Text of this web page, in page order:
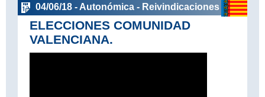
04/06/18 - Autonómica - Reivindicaciones
ELECCIONES COMUNIDAD
VALENCIANA.